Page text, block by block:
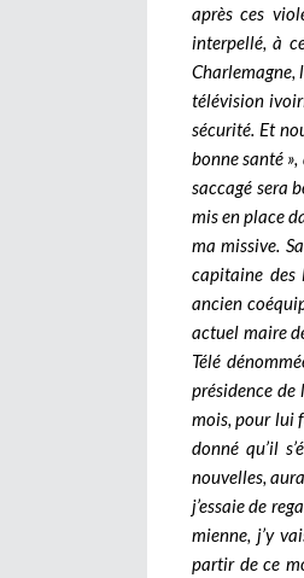
après ces
interpellé, à
Charlemagne,
télévision
sécurité. Et
bonne santé
saccagé sera
mis en place
ma missive.
capitaine des
ancien
actuel maire
Télé
présidence
mois, pour lui
donné qu’il
nouvelles,
j’essaie de
mienne, j’y
partir de ce